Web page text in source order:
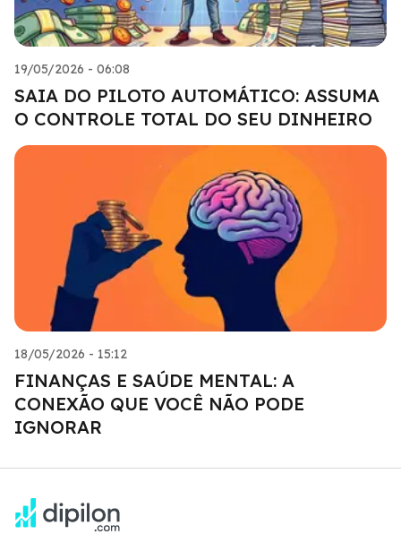
19/05/2026 - 06:08
SAIA DO PILOTO AUTOMÁTICO: ASSUMA
O CONTROLE TOTAL DO SEU DINHEIRO
18/05/2026 - 15:12
FINANÇAS E SAÚDE MENTAL: A
CONEXÃO QUE VOCÊ NÃO PODE
IGNORAR